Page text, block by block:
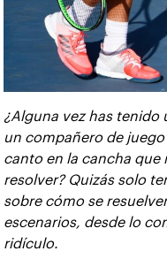
¿Alguna vez has tenido
un compañero de
canto en la cancha que
resolver? Quizás solo
sobre cómo se
escenarios, desde lo
ridículo.